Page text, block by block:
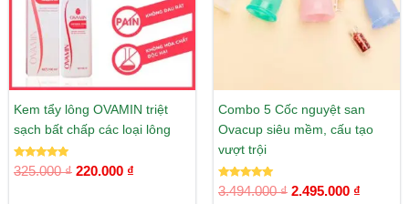
Kem tẩy lông OVAMIN triệt
sạch bất chấp các loại lông
Được xếp
hạng
325.000₫ 220.000 ₫
Combo 5 Cốc nguyệt san
Ovacup siêu mềm, cấu tạo
vượt trội
Được xếp
hạng
3.494.000₫ 2.495.000 ₫